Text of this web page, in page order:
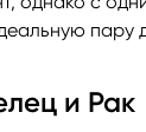
пару
и Рак